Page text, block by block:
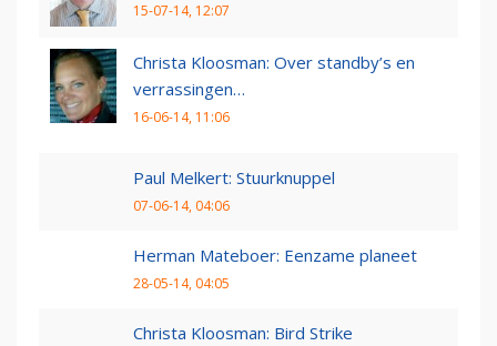
15-07-14, 12:07
Christa Kloosman: Over standby’s en
verrassingen…
16-06-14, 11:06
Paul Melkert: Stuurknuppel
07-06-14, 04:06
Herman Mateboer: Eenzame planeet
28-05-14, 04:05
Christa Kloosman: Bird Strike